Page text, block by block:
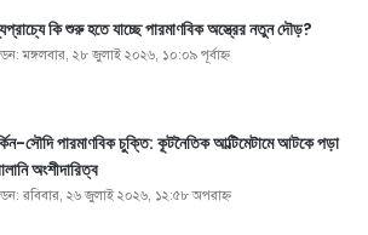
কি শুরু হতে যাচ্ছে পারমাণবিক অস্ত্রের নতুন দৌড়?
মঙ্গলবার, ২৮ জুলাই ২০২৬, ১০:০৯ পূর্বাহ্ণ
সৌদি পারমাণবিক চুক্তি: কূটনৈতিক আল্টিমেটামে আটকে পড়া
অংশীদারিত্ব
রবিবার, ২৬ জুলাই ২০২৬, ১২:৫৮ অপরাহ্ণ